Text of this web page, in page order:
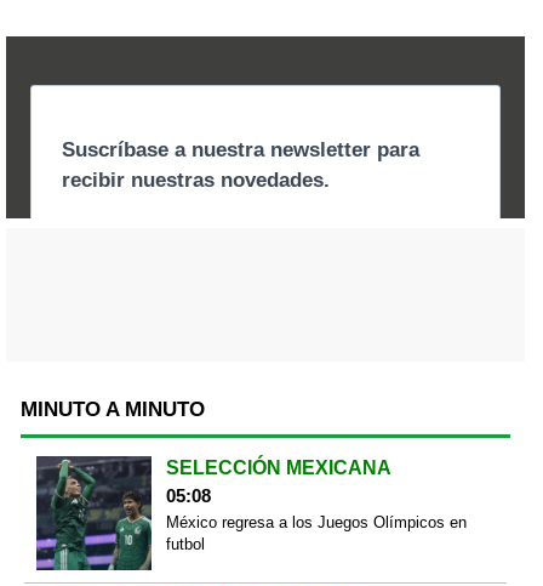
MINUTO A MINUTO
SELECCIÓN MEXICANA
05:08
México regresa a los Juegos Olímpicos en
futbol